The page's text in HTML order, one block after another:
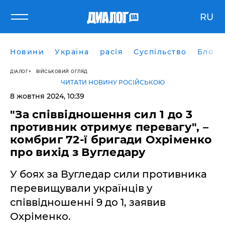
RU
Новини Україна расія Суспільство Блоги
ДІАЛОГ ВІЙСЬКОВИЙ ОГЛЯД
ЧИТАТИ НОВИНУ РОСІЙСЬКОЮ
8 жовтня 2024, 10:39
"За співвідношення сил 1 до 3
противник отримує перевагу", –
комбриг 72-ї бригади Охріменко
про вихід з Вугледару
У боях за Вугледар сили противника
перевищували українців у
співвідношенні 9 до 1, заявив
Охріменко.